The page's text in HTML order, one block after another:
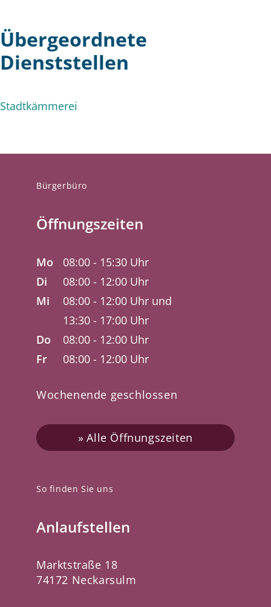
Übergeordnete
Dienststellen
Stadtkämmerei
So finden Sie uns
Anlaufstellen
Marktstraße 18
74172 Neckarsulm
Bürgerbüro
Öffnungszeiten
Mo
08:00 - 15:30 Uhr
Di
08:00 - 12:00 Uhr
Mi
08:00 - 12:00 Uhr und
13:30 - 17:00 Uhr
Do
08:00 - 12:00 Uhr
Fr
08:00 - 12:00 Uhr
Wochenende geschlossen
Alle Öffnungszeiten